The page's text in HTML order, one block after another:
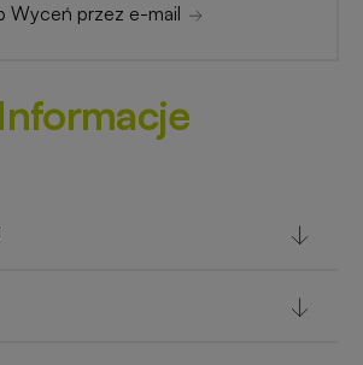
lub Wyceń przez e-mail
Informacje